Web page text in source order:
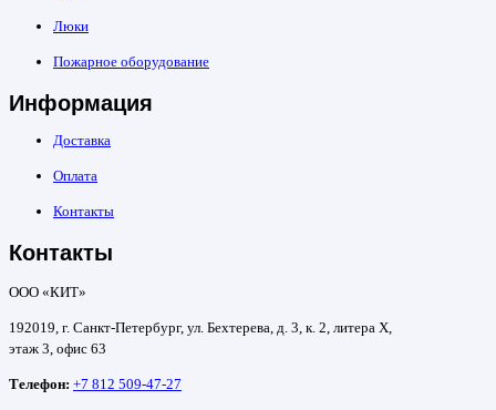
Люки
Пожарное оборудование
Информация
Доставка
Оплата
Контакты
Контакты
ООО «КИТ»
192019, г. Санкт-Петербург, ул. Бехтерева, д. 3, к. 2, литера Х,
этаж 3, офис 63
Телефон: +7 812 509-47-27